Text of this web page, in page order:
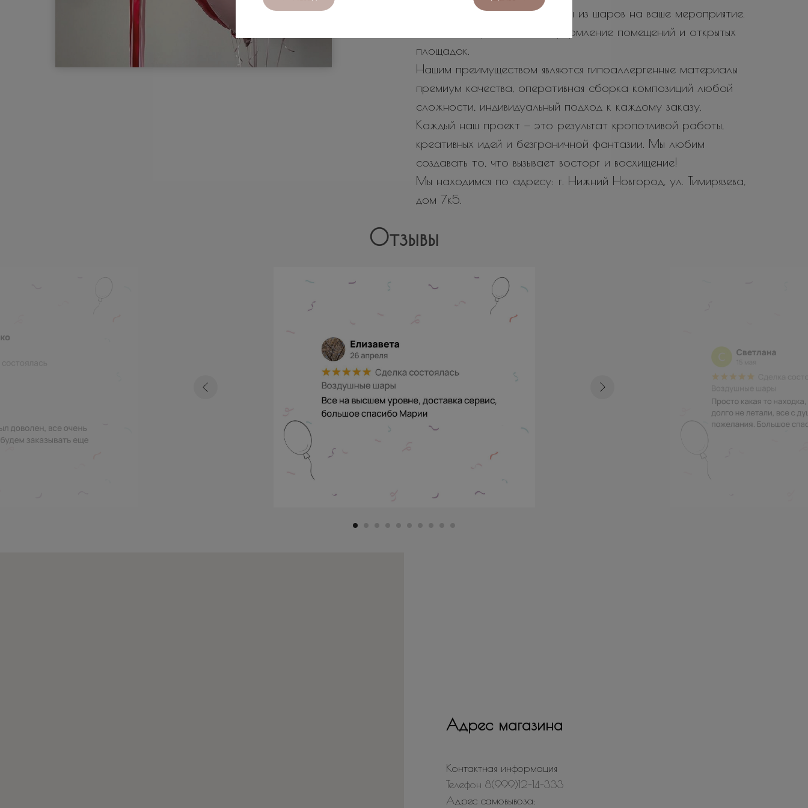
✨Роскошные арки и фотозоны из шаров на ваше мероприятие.
✨А также праздничное оформление помещений и открытых
площадок.
Нашим преимуществом являются гипоаллергенные материалы
премиум качества, оперативная сборка композиций любой
сложности, индивидуальный подход к каждому заказу.
Каждый наш проект — это результат кропотливой работы,
креативных идей и безграничной фантазии. Мы любим
создавать то, что вызывает восторг и восхищение!
Мы находимся по адресу: г. Нижний Новгород, ул. Тимирязева,
дом 7к5.
Отзывы
Адрес магазина
Контактная информация
Телефон 8(999)12-14-333
Адрес самовывоза: